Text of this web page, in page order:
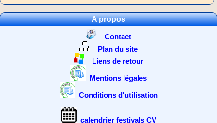
A propos
Contact
Plan du site
Liens de retour
Mentions légales
Conditions d'utilisation
calendrier festivals CV